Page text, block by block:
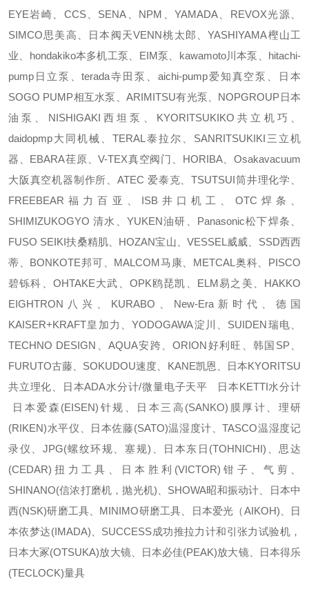
EYE岩崎、CCS、SENA、NPM、YAMADA、REVOX光源、
SIMCO思美高、日本阀天VENN桃太郎、YASHIYAMA樫山工
业、hondakiko本多机工泵、EIM泵、kawamoto川本泵、hitachi-
pump日立泵、terada寺田泵、aichi-pump爱知真空泵、日本
SOGO PUMP相互水泵、ARIMITSU有光泵、NOPGROUP日本
油泵、NISHIGAKI西坦泵、KYORITSUKIKO共立机巧、
daidopmp大同机械、TERAL泰拉尔、SANRITSUKIKI三立机
器、EBARA荏原、V-TEX真空阀门、HORIBA、Osakavacuum
大阪真空机器制作所、ATEC 爱泰克、TSUTSUI筒井理化学、
FREEBEAR福力百亚、ISB井口机工、OTC焊条、
SHIMIZUKOGYO 清水、YUKEN油研、Panasonic松下焊条、
FUSO SEIKI扶桑精肌、HOZAN宝山、VESSEL威威、SSD西西
蒂、BONKOTE邦可、MALCOM马康、METCAL奥科、PISCO
碧铄科、OHTAKE大武、OPK鸥琵凯、ELM易之美、HAKKO
EIGHTRON八兴、KURABO、New-Era新时代、德国
KAISER+KRAFT皇加力、YODOGAWA淀川、SUIDEN瑞电、
TECHNO DESIGN、AQUA安跨、ORION好利旺、韩国SP、
FURUTO古藤、SOKUDOU速度、KANE凯恩、日本KYORITSU
共立理化、日本ADA水分计/微量电子天平 日本KETTI水分计
日本爱森(EISEN)针规、日本三高(SANKO)膜厚计、理研
(RIKEN)水平仪、日本佐藤(SATO)温湿度计、TASCO温湿度记
录仪、JPG(螺纹环规、塞规)、日本东日(TOHNICHI)、思达
(CEDAR)扭力工具、日本胜利(VICTOR)钳子、气剪、
SHINANO(信浓打磨机，抛光机)、SHOWA昭和振动计、日本中
西(NSK)研磨工具、MINIMO研磨工具、日本爱光（AIKOH)、日
本依梦达(IMADA)、SUCCESS成功推拉力计和引张力试验机，
日本大冢(OTSUKA)放大镜、日本必佳(PEAK)放大镜、日本得乐
(TECLOCK)量具